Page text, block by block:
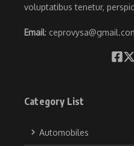
voluptatibus tenetur,
Email:
Category List
Automobiles